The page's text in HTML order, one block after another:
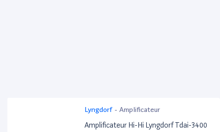
Lyngdorf - Amplificateur
Amplificateur Hi-Hi Lyngdorf Tdai-3400